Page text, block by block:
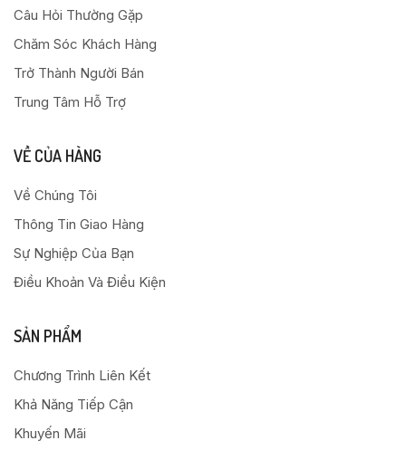
Câu Hỏi Thường Gặp
Chăm Sóc Khách Hàng
Trở Thành Người Bán
Trung Tâm Hỗ Trợ
VỀ CỦA HÀNG
Về Chúng Tôi
Thông Tin Giao Hàng
Sự Nghiệp Của Bạn
Điều Khoản Và Điều Kiện
SẢN PHẨM
Chương Trình Liên Kết
Khả Năng Tiếp Cận
Khuyến Mãi